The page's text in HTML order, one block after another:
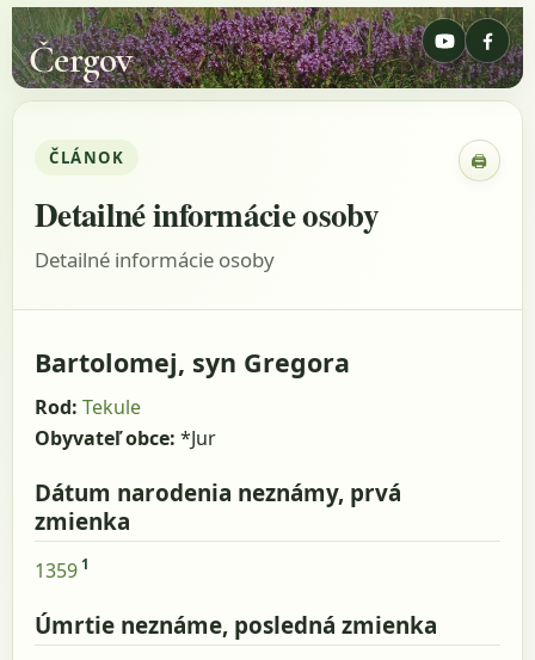
Čergov
ČLÁNOK 🖨
Detailné informácie osoby
Detailné informácie osoby
Bartolomej, syn Gregora
Rod: Tekule
Obyvateľ obce: *Jur
Dátum narodenia neznámy, prvá
zmienka
1359 1
Úmrtie neznáme, posledná zmienka